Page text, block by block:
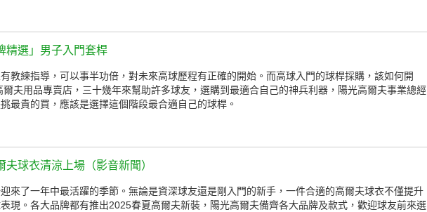
精選」男子入門套桿
教練指導，可以事半功倍，對未來高球歷程有正確的開始。而高球入門的球桿採購，該如何開
夫用品專賣店，三十幾年來幫助許多球友，選購到最適合自己的神兵利器，陽光高爾夫事業總經
最貴的買，應該是選擇這個階段最合適自己的球桿。
球衣清涼上場（影音新聞）
來了一年中最活躍的季節。無論是資深球友還是剛入門的新手，一件合適的高爾夫球衣不僅提升
現。各大品牌都有推出2025春夏高爾夫新裝，陽光高爾夫備齊各大品牌及款式，歡迎球友前來選